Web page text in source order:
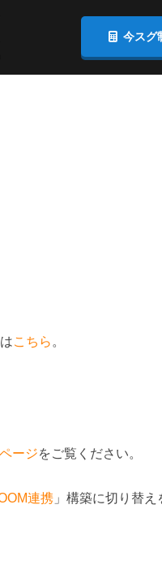
今スグ
こちら 。
ージをご覧ください。
連携 」構築に切り替